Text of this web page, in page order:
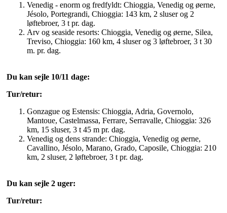
Venedig - enorm og fredfyldt: Chioggia, Venedig og øerne,
Jésolo, Portegrandi, Chioggia: 143 km, 2 sluser og 2
løftebroer, 3 t pr. dag.
Arv og seaside resorts: Chioggia, Venedig og øerne, Silea,
Treviso, Chioggia: 160 km, 4 sluser og 3 løftebroer, 3 t 30
m. pr. dag.
Du kan sejle 10/11 dage:
Tur/retur:
Gonzague og Estensis: Chioggia, Adria, Governolo,
Mantoue, Castelmassa, Ferrare, Serravalle, Chioggia: 326
km, 15 sluser, 3 t 45 m pr. dag.
Venedig og dens strande: Chioggia, Venedig og øerne,
Cavallino, Jésolo, Marano, Grado, Caposile, Chioggia: 210
km, 2 sluser, 2 løftebroer, 3 t pr. dag.
Du kan sejle 2 uger:
Tur/retur: